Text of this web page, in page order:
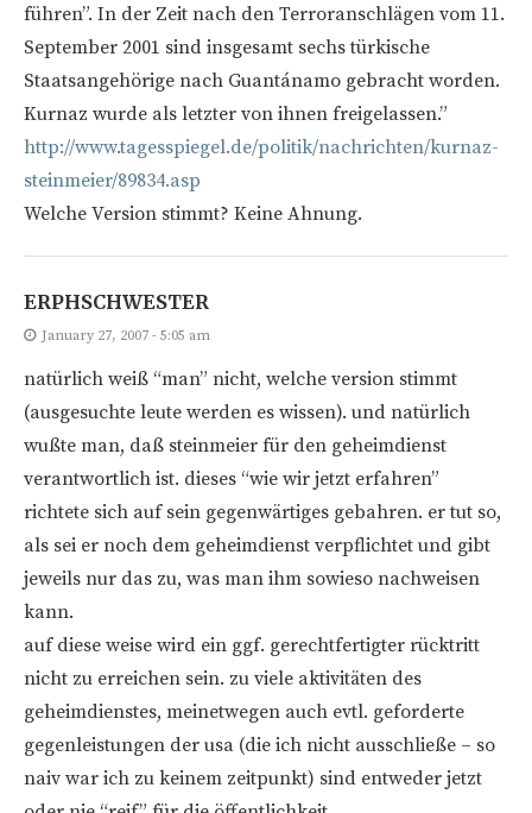
führen”. In der Zeit nach den Terroranschlägen vom 11.
September 2001 sind insgesamt sechs türkische
Staatsangehörige nach Guantánamo gebracht worden.
Kurnaz wurde als letzter von ihnen freigelassen.”
http://www.tagesspiegel.de/politik/nachrichten/kurnaz-
steinmeier/89834.asp
Welche Version stimmt? Keine Ahnung.
ERPHSCHWESTER
January 27, 2007 - 5:05 am
natürlich weiß “man” nicht, welche version stimmt
(ausgesuchte leute werden es wissen). und natürlich
wußte man, daß steinmeier für den geheimdienst
verantwortlich ist. dieses “wie wir jetzt erfahren”
richtete sich auf sein gegenwärtiges gebahren. er tut so,
als sei er noch dem geheimdienst verpflichtet und gibt
jeweils nur das zu, was man ihm sowieso nachweisen
kann.
auf diese weise wird ein ggf. gerechtfertigter rücktritt
nicht zu erreichen sein. zu viele aktivitäten des
geheimdienstes, meinetwegen auch evtl. geforderte
gegenleistungen der usa (die ich nicht ausschließe – so
naiv war ich zu keinem zeitpunkt) sind entweder jetzt